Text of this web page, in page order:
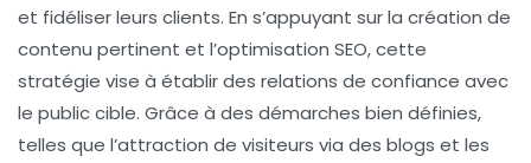
et fidéliser leurs clients. En s’appuyant sur la création de
contenu pertinent et l’optimisation SEO, cette
stratégie vise à établir des relations de confiance avec
le public cible. Grâce à des démarches bien définies,
telles que l’attraction de visiteurs via des blogs et les